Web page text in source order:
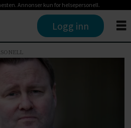
Annonser kun for helsepersonell.
Logg inn